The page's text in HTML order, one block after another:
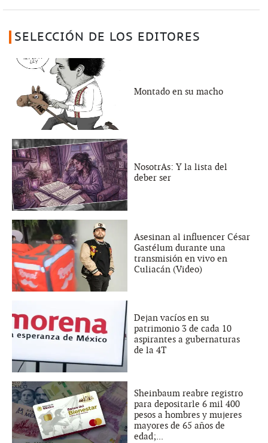
SELECCIÓN DE LOS EDITORES
Montado en su macho
NosotrAs: Y la lista del
deber ser
Asesinan al influencer César
Gastélum durante una
transmisión en vivo en
Culiacán (Video)
Dejan vacíos en su
patrimonio 3 de cada 10
aspirantes a gubernaturas
de la 4T
Sheinbaum reabre registro
para depositarle 6 mil 400
pesos a hombres y mujeres
mayores de 65 años de
edad;...